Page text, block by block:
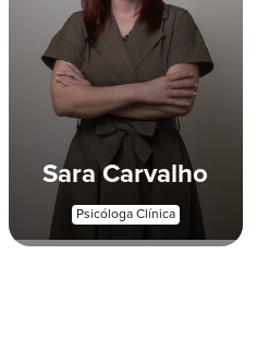
Sara Carvalho
Psicóloga Clínica